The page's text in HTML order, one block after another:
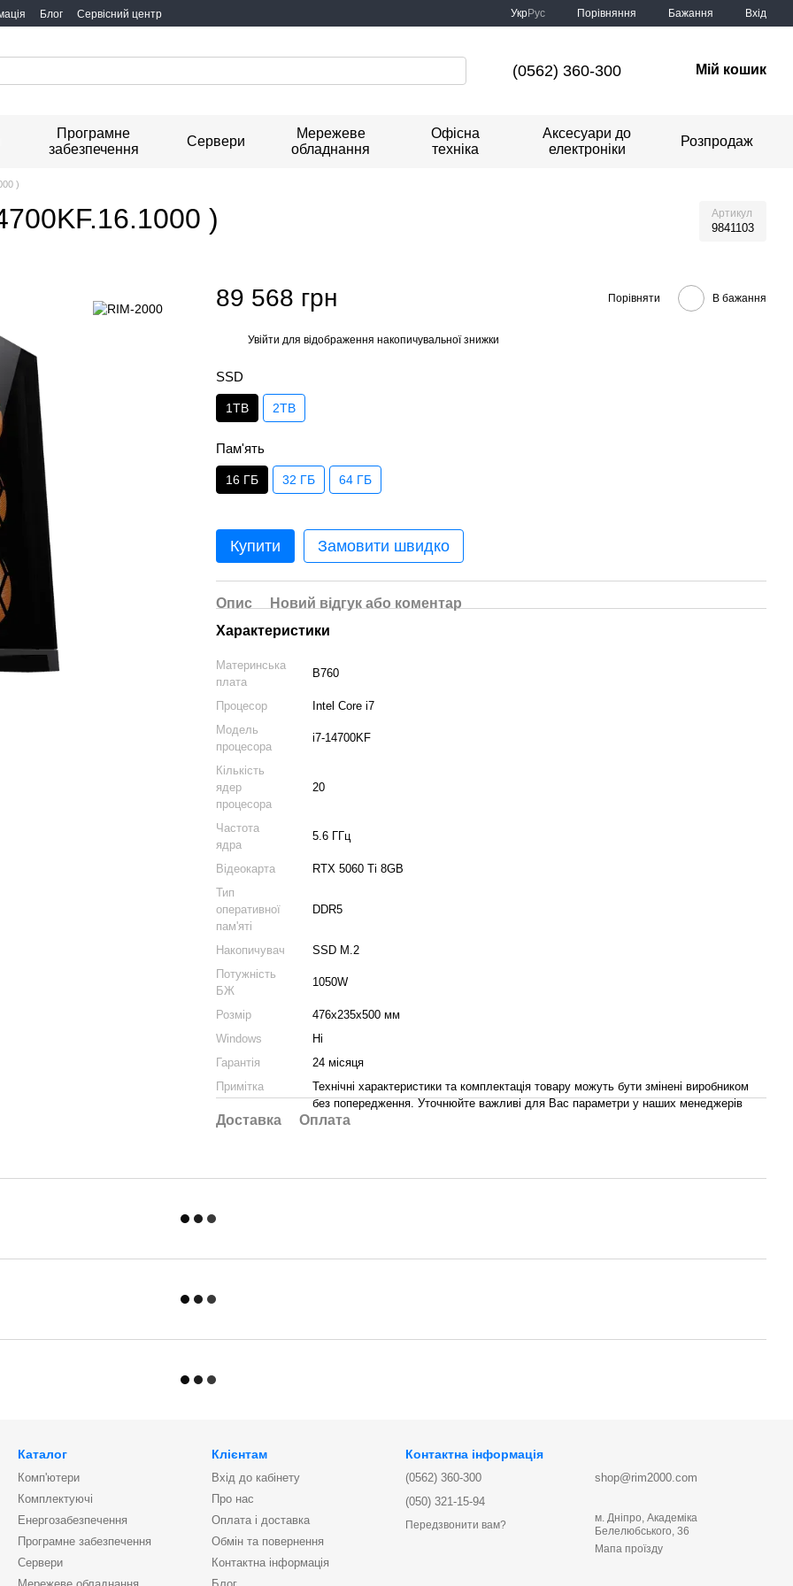
Блог Сервісний центр УкрРус Порівняння Бажання Вхід
(0562) 360-300 Мій кошик
Програмне
забезпечення
Сервери
Мережеве
обладнання
Офісна
техніка
Аксесуари до
електроніки
Розпродаж
)
) Артикул
9841103
89 568 грн Порівняти В бажання
Увійти для відображення накопичувальної знижки
SSD
1TB 2TB
Пам'ять
16 ГБ 32 ГБ 64 ГБ
Купити Замовити швидко
Опис
Новий відгук або коментар
Характеристики
Материнська
плата
B760
Процесор
Intel Core i7
Модель
процесора
i7-14700KF
Кількість
ядер
процесора
20
Частота
ядра
5.6 ГГц
Відеокарта
RTX 5060 Ti 8GB
Тип
оперативної
пам'яті
DDR5
Накопичувач
SSD M.2
Потужність
БЖ
1050W
Розмір
476х235х500 мм
Windows
Ні
Гарантія
24 місяця
Примітка
Технічні характеристики та комплектація товару можуть бути змінені виробником
без попередження. Уточнюйте важливі для Вас параметри у наших менеджерів
Доставка Оплата
Каталог
Комп'ютери
Комплектуючі
Енергозабезпечення
Програмне забезпечення
Сервери
Клієнтам
Вхід до кабінету
Про нас
Оплата і доставка
Обмін та повернення
Контактна інформація
Контактна інформація
(0562) 360-300
(050) 321-15-94
Передзвонити вам?
shop@rim2000.com
м. Дніпро, Академіка
Белелюбського, 36
Мапа проїзду